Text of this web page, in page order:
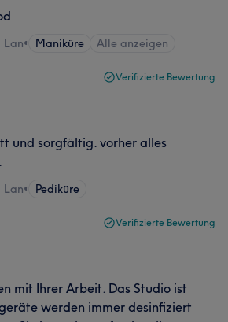
Lan• Maniküre Alle anzeigen
Verifizierte Bewertung
und sorgfältig. vorher alles
Lan• Pediküre
Verifizierte Bewertung
mit Ihrer Arbeit. Das Studio ist
werden immer desinfiziert